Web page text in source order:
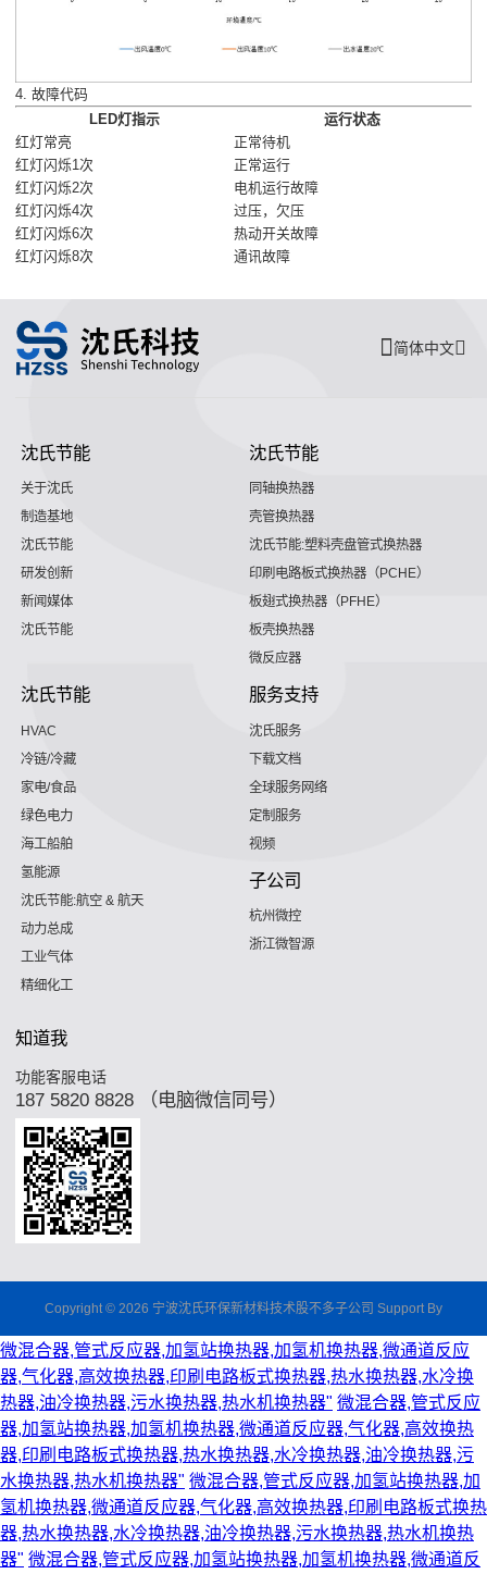
4. 故障代码
LED灯指示
运行状态
红灯常亮
正常待机
红灯闪烁1次
正常运行
红灯闪烁2次
电机运行故障
红灯闪烁4次
过压，欠压
红灯闪烁6次
热动开关故障
红灯闪烁8次
通讯故障
简体中文
沈氏节能
关于沈氏
制造基地
沈氏节能
研发创新
新闻媒体
沈氏节能
沈氏节能
同轴换热器
壳管换热器
沈氏节能:塑料壳盘管式换热器
印刷电路板式换热器（PCHE）
板翅式换热器（PFHE）
板壳换热器
微反应器
沈氏节能
HVAC
冷链/冷藏
家电/食品
绿色电力
海工船舶
氢能源
沈氏节能:航空 & 航天
动力总成
工业气体
精细化工
服务支持
沈氏服务
下载文档
全球服务网络
定制服务
视频
子公司
杭州微控
浙江微智源
知道我
功能客服电话
187 5820 8828 （电脑微信同号）
Copyright © 2026 宁波沈氏环保新材料技术股不多子公司 Support By
微混合器,管式反应器,加氢站换热器,加氢机换热器,微通道反应
器,气化器,高效换热器,印刷电路板式换热器,热水换热器,水冷换
热器,油冷换热器,污水换热器,热水机换热器" 微混合器,管式反应
器,加氢站换热器,加氢机换热器,微通道反应器,气化器,高效换热
器,印刷电路板式换热器,热水换热器,水冷换热器,油冷换热器,污
水换热器,热水机换热器" 微混合器,管式反应器,加氢站换热器,加
氢机换热器,微通道反应器,气化器,高效换热器,印刷电路板式换热
器,热水换热器,水冷换热器,油冷换热器,污水换热器,热水机换热
器" 微混合器,管式反应器,加氢站换热器,加氢机换热器,微通道反